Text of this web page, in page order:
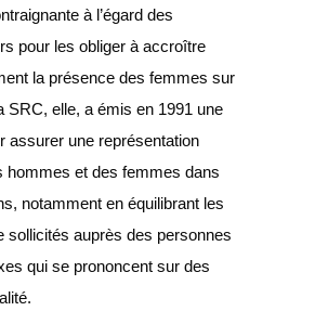
à l’égard des
pour les obliger à accroître
la présence des femmes sur
SRC, elle, a émis en 1991 une
assurer une représentation
hommes et des femmes dans
notamment en équilibrant les
sollicités auprès des personnes
qui se prononcent sur des